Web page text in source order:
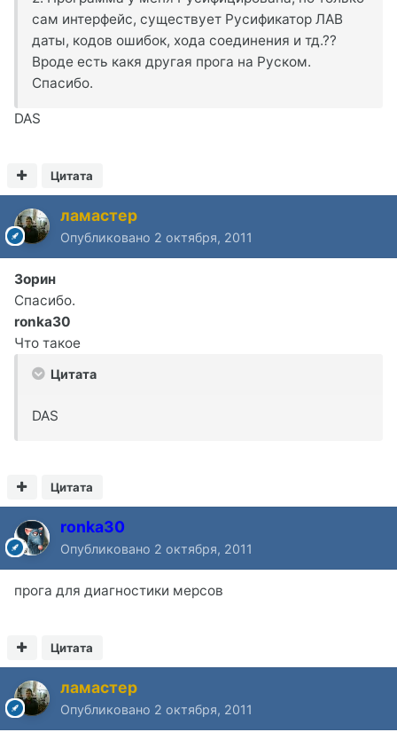
сам интерфейс, существует Русификатор ЛАВ
даты, кодов ошибок, хода соединения и тд.??
Вроде есть какя другая прога на Руском.
Спасибо.
DAS
Цитата
ламастер
Опубликовано 2 октября, 2011
Зорин
Спасибо.
ronka30
Что такое
Цитата
DAS
Цитата
ronka30
Опубликовано 2 октября, 2011
прога для диагностики мерсов
Цитата
ламастер
Опубликовано 2 октября, 2011